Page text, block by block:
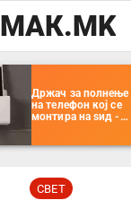
МАК.MK
Држач за полнење
на телефон кој се
монтира на ѕид -
организатор за
далечински
управувач
СВЕТ